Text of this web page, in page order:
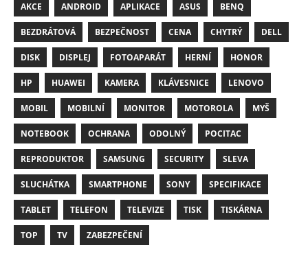
AKCE ANDROID APLIKACE ASUS BENQ
BEZDRÁTOVÁ BEZPEČNOST CENA CHYTRÝ DELL
DISK DISPLEJ FOTOAPARÁT HERNÍ HONOR
HP HUAWEI KAMERA KLÁVESNICE LENOVO
MOBIL MOBILNÍ MONITOR MOTOROLA MYŠ
NOTEBOOK OCHRANA ODOLNÝ POCITAC
REPRODUKTOR SAMSUNG SECURITY SLEVA
SLUCHÁTKA SMARTPHONE SONY SPECIFIKACE
TABLET TELEFON TELEVIZE TISK TISKÁRNA
TOP TV ZABEZPEČENÍ